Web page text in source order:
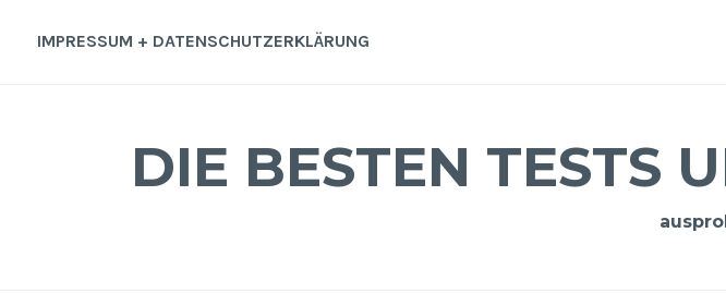
InhaltIMPRESSUM + DATENSCHUTZERKLÄRUNG
DIE BESTEN TESTS